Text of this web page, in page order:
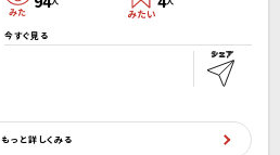
今すぐ見る
もっと詳しくみる